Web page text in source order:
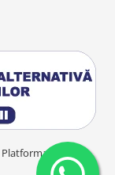
Platforma E-